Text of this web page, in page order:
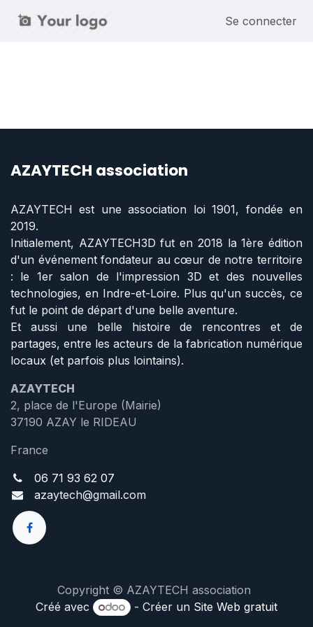
Se connecter
AZAYTECH association
AZAYTECH est une association loi 1901, fondée en
2019.
Initialement, AZAYTECH3D fut en 2018 la 1ère édition
d'un événement fondateur au cœur de notre territoire
: le 1er salon de l'impression 3D et des nouvelles
technologies, en Indre-et-Loire. Plus qu'un succès, ce
fut le point de départ d'une belle aventure.
Et aussi une belle histoire de rencontres et de
partages, entre les acteurs de la fabrication numérique
locaux (et parfois plus lointains).
AZAYTECH
2, place de l'Europe (Mairie)
37190 AZAY le RIDEAU
France
06 71 93 62 07
azaytech@gmail.com
Copyright © AZAYTECH association
Créé avec
- Créer un Site Web gratuit